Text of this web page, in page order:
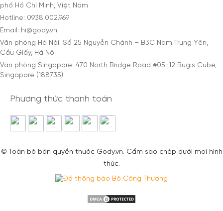
phố Hồ Chí Minh, Việt Nam
Hotline: 0938.002.969
Email: hi@gody.vn
Văn phòng Hà Nội: Số 25 Nguyễn Chánh – B3C Nam Trung Yên,
Cầu Giấy, Hà Nội
Văn phòng Singapore: 470 North Bridge Road #05-12 Bugis Cube,
Singapore (188735)
Phương thức thanh toán
© Toàn bộ bản quyền thuộc Gody.vn. Cấm sao chép dưới mọi hình
thức.